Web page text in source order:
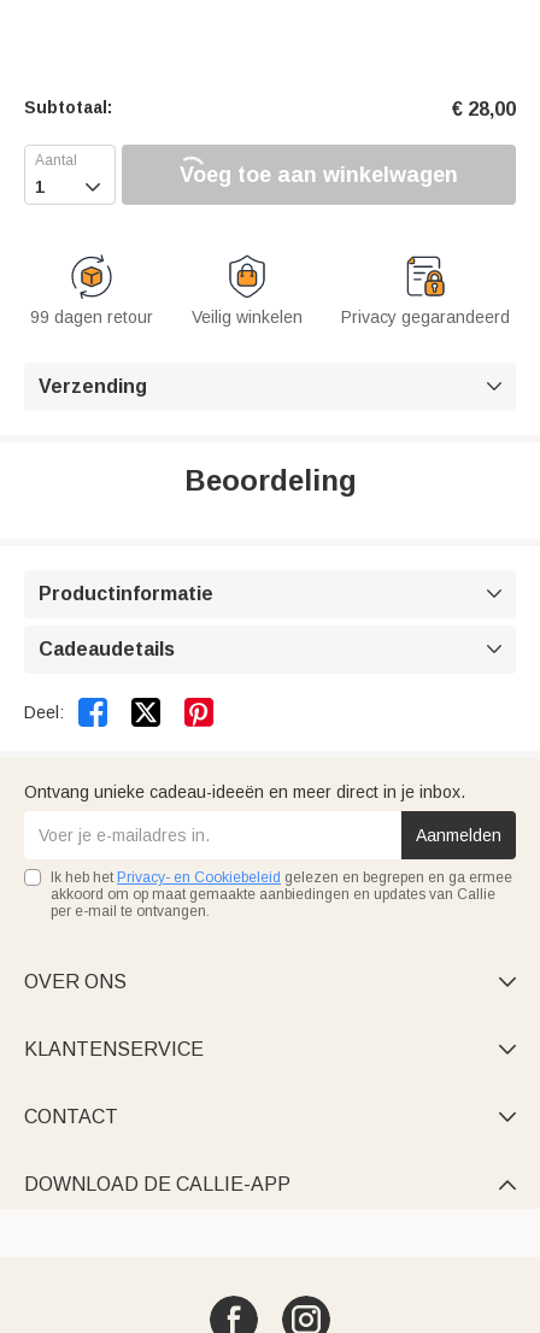
Subtotaal: € 28,00
 Voeg toe aan winkelwagen
99 dagen retour Veilig winkelen Privacy gegarandeerd
Verzending 
Beoordeling
Productinformatie 
Cadeaudetails 
Deel:  
Ontvang unieke cadeau-ideeën en meer direct in je inbox.
Aanmelden
Ik heb het Privacy- en Cookiebeleid gelezen en begrepen en ga ermee
akkoord om op maat gemaakte aanbiedingen en updates van Callie
per e-mail te ontvangen.
OVER ONS 
KLANTENSERVICE 
CONTACT 
DOWNLOAD DE CALLIE-APP 